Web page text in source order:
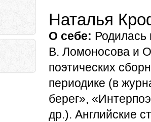
Наталья
О себе: Родилась
В. Ломоносова и
поэтических
периодике (в
берег»,
др.). Английские